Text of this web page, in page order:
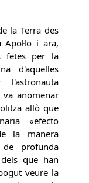
la Terra des
i ara,
fetes per la
d'aquelles
anomenar
allò que
«efecto
la manera
profunda
que han
veure la